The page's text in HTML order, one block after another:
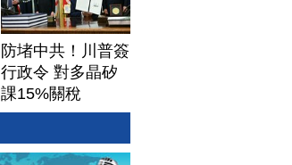
防堵中共！川普簽
行政令 對多晶矽
課15%關稅